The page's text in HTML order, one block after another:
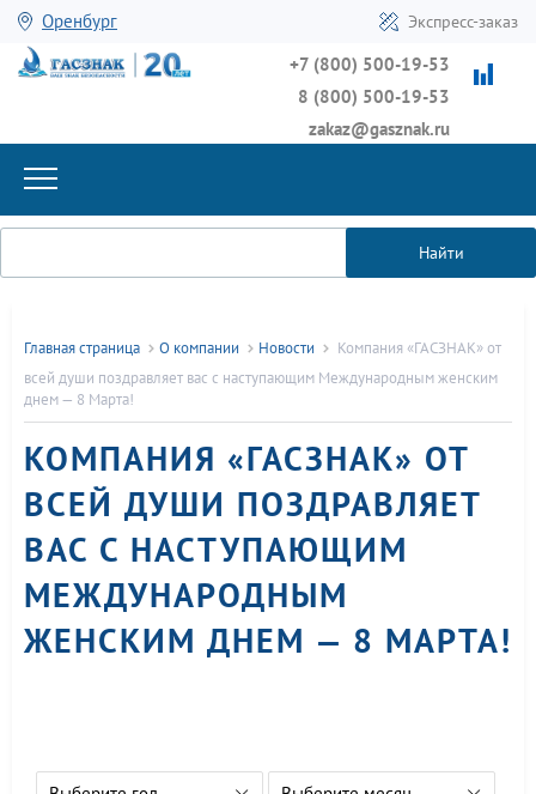
Оренбург Экспресс-заказ
+7 (800) 500-19-53
8 (800) 500-19-53
zakaz@gasznak.ru
Найти
Главная страница О компании Новости
Компания «ГАСЗНАК» от
всей души поздравляет вас с наступающим Международным женским
днем — 8 Марта!
КОМПАНИЯ «ГАСЗНАК» ОТ
ВСЕЙ ДУШИ ПОЗДРАВЛЯЕТ
ВАС С НАСТУПАЮЩИМ
МЕЖДУНАРОДНЫМ
ЖЕНСКИМ ДНЕМ — 8 МАРТА!